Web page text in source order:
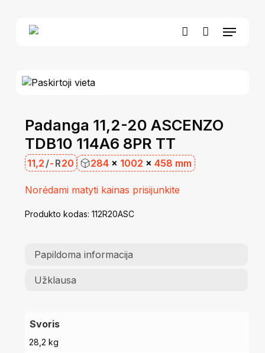
Menu
Close
Cart
Padanga 11,2-20 ASCENZO
TDB10 114A6 8PR TT
11,2 /- R20 284 × 1002 × 458 mm
Norėdami matyti kainas prisijunkite
Produkto kodas: 112R20ASC
Papildoma informacija
Užklausa
Svoris
28,2 kg